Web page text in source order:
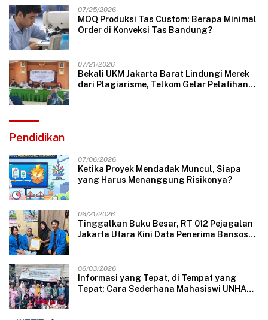
07/25/2026
MOQ Produksi Tas Custom: Berapa Minimal
Order di Konveksi Tas Bandung?
07/21/2026
Bekali UKM Jakarta Barat Lindungi Merek
dari Plagiarisme, Telkom Gelar Pelatihan
Pendidikan
07/06/2026
Ketika Proyek Mendadak Muncul, Siapa
yang Harus Menanggung Risikonya?
06/21/2026
Tinggalkan Buku Besar, RT 012 Pejagalan
Jakarta Utara Kini Data Penerima Bansos
06/03/2026
Informasi yang Tepat, di Tempat yang
Tepat: Cara Sederhana Mahasiswi UNHAS